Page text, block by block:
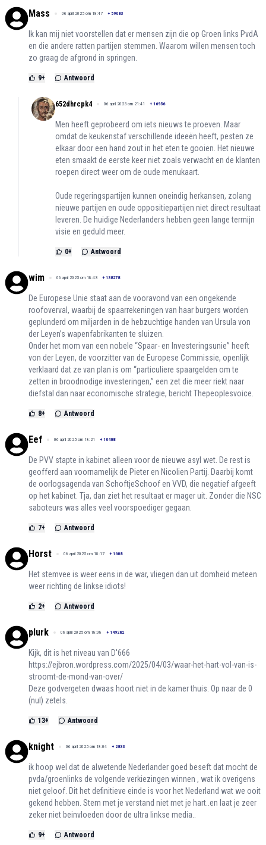
Mass 06 april 2025 om 18:47 + 59083
Ik kan mij niet voorstellen dat er mensen zijn die op Groen links PvdA
en die andere ratten partijen stemmen. Waarom willen mensen toch
zo graag de afgrond in springen.
9+ Antwoord
652dhrcpk4 06 april 2025 om 21:41 + 16956
Men heeft geprobeerd om iets nieuws te proeven. Maar
omdat de keukenstaf verschillende ideeën heeft, pesten ze
elkaar door een hand zout in het eten te gooien. Het nieuwe
eten smaakt de eerste keer niet zoals verwacht en de klanten
roepen direct weer om de oude menukaart.
Oude regeringspartijen kunnen oneindig herkansen, zolang
nieuwe partijen en oude oppositiepartijen niet direct resultaat
leveren. De huidige Nederlanders hebben geen lange termijn
visie en geduld meer.
0+ Antwoord
wim 06 april 2025 om 18:43 + 138278
De Europese Unie staat aan de vooravond van een ongekende
roofoverval, waarbij de spaarrekeningen van haar burgers worden
geplunderd om miljarden in de hebzuchtige handen van Ursula von
der Leyen’s wapenfabrikanten te sluizen.
Onder het mom van een nobele “Spaar- en Investeringsunie” heeft
von der Leyen, de voorzitter van de Europese Commissie, openlijk
verklaard dat ze van plan is om “particuliere spaargelden om te
zetten in broodnodige investeringen,” een zet die meer riekt naar
diefstal dan naar economische strategie, bericht Thepeoplesvoice.
8+ Antwoord
Eef 06 april 2025 om 18:21 + 10488
De PVV stapte in kabinet alleen voor de nieuwe asyl wet. De rest is
geofferd aan voornamelijk de Pieter en Nicolien Partij. Daarbij komt
de oorlogsagenda van SchoftjeSchoof en VVD, die negatief afgeeft
op het kabinet. Tja, dan ziet het resultaat er mager uit. Zonder die NSC
saboteurs was alles veel voorspoediger gegaan.
7+ Antwoord
Horst 06 april 2025 om 18:17 + 1608
Het stemvee is weer eens in de war, vliegen dan uit domheid meteen
weer richting de linkse idiots!
2+ Antwoord
plurk 06 april 2025 om 18:08 + 149282
Kijk, dit is het niveau van D'666
https://ejbron.wordpress.com/2025/04/03/waar-het-hart-vol-van-is-
stroomt-de-mond-van-over/
Deze godvergeten dwaas hoort niet in de kamer thuis. Op naar de 0
(nul) zetels.
13+ Antwoord
knight 06 april 2025 om 18:04 + 2833
ik hoop wel dat de alwetende Nederlander goed beseft dat mocht de
pvda/groenlinks de volgende verkiezingen winnen , wat ik overigens
niet geloof. Dit het definitieve einde is voor het Nederland wat we ooit
gekend hebben. Stem met je verstand niet met je hart..en laat je zeer
zeker niet beinvloeden door de ultra linkse media..
9+ Antwoord